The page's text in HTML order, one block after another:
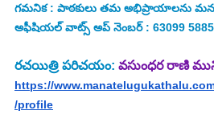
గమనిక : పాఠకులు తమ అభిప్రాయాలను
అఫీషియల్ వాట్స్ అప్ నెంబర్ : 63099 58851
రచయిత్రి పరిచయం: వసుంధర రాణి
https://
/profile